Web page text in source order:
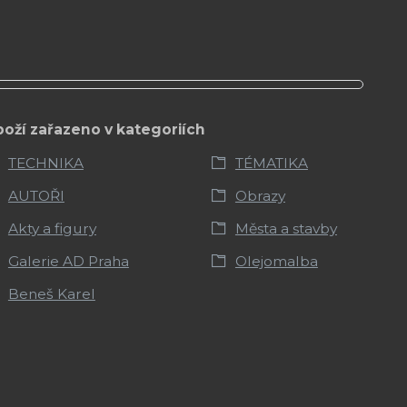
zařazeno v kategoriích
TECHNIKA
TÉMATIKA
AUTOŘI
Obrazy
Akty a figury
Města a stavby
Galerie AD Praha
Olejomalba
Beneš Karel